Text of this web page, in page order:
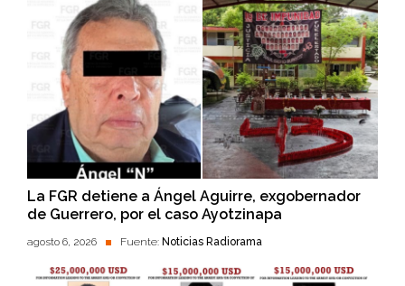
La FGR detiene a Ángel Aguirre, exgobernador
de Guerrero, por el caso Ayotzinapa
agosto 6, 2026 Fuente: Noticias Radiorama